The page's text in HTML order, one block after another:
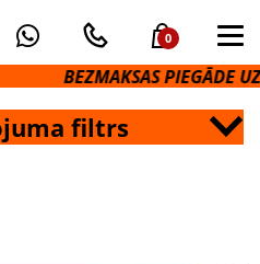
0
BEZMAKSAS PIEGĀDE
filtrs